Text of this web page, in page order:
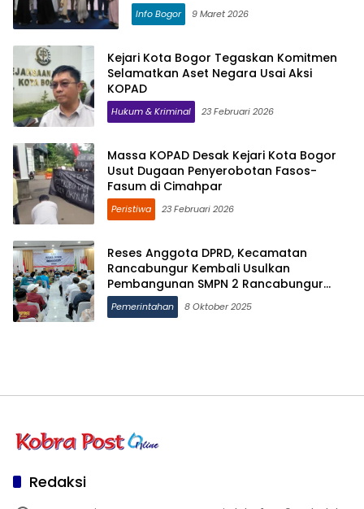
Info Bogor 9 Maret 2026
Kejari Kota Bogor Tegaskan Komitmen
Selamatkan Aset Negara Usai Aksi
KOPAD
Hukum & Kriminal 23 Februari 2026
Massa KOPAD Desak Kejari Kota Bogor
Usut Dugaan Penyerobotan Fasos-
Fasum di Cimahpar
Peristiwa 23 Februari 2026
Reses Anggota DPRD, Kecamatan
Rancabungur Kembali Usulkan
Pembangunan SMPN 2 Rancabungur
hingga Alun-alun
Pemerintahan 8 Oktober 2025
Redaksi